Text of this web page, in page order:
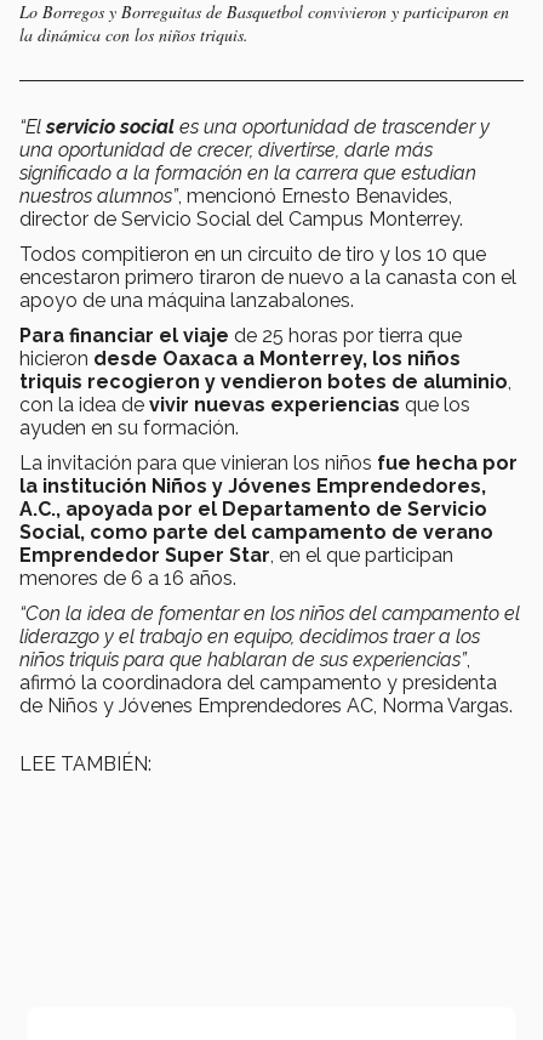
Lo Borregos y Borreguitas de Basquetbol convivieron y participaron en
la dinámica con los niños triquis.
“Elservicio social es una oportunidad de trascender y
una oportunidad de crecer, divertirse, darle más
significado a la formación en la carrera que estudian
nuestros alumnos”, mencionó Ernesto Benavides,
director de Servicio Social del Campus Monterrey.
Todos compitieron en un circuito de tiro y los 10 que
encestaron primero tiraron de nuevo a la canasta con el
apoyo de una máquina lanzabalones.
Para financiar el viaje de 25 horas por tierra que
hicieron desde Oaxaca a Monterrey, los niños
triquis recogieron y vendieron botes de aluminio,
con la idea de vivir nuevas experiencias que los
ayuden en su formación.
La invitación para que vinieran los niños fue hecha por
la institución Niños y Jóvenes Emprendedores,
A.C., apoyada por el Departamento de Servicio
Social, como parte del campamento de verano
Emprendedor Super Star, en el que participan
menores de 6 a 16 años.
“Con la idea de fomentar en los niños del campamento el
liderazgo y el trabajo en equipo, decidimos traer a los
niños triquis para que hablaran de sus experiencias”,
afirmó la coordinadora del campamento y presidenta
de Niños y Jóvenes Emprendedores AC, Norma Vargas.
LEE TAMBIÉN: